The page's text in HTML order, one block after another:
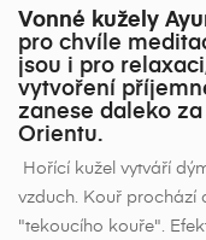
Vonné kužely
pro chvíle
jsou i pro
vytvoření
zanese daleko
Orientu.
Hořící kužel vytváří
vzduch. Kouř prochází
"tekoucího kouře".